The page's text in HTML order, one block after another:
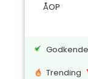
ÅOP
Trending